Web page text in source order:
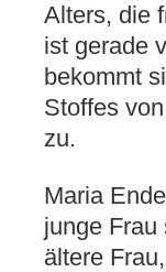
Alters, die
ist gerade
bekommt
Stoffes
zu.
Maria
junge
ältere